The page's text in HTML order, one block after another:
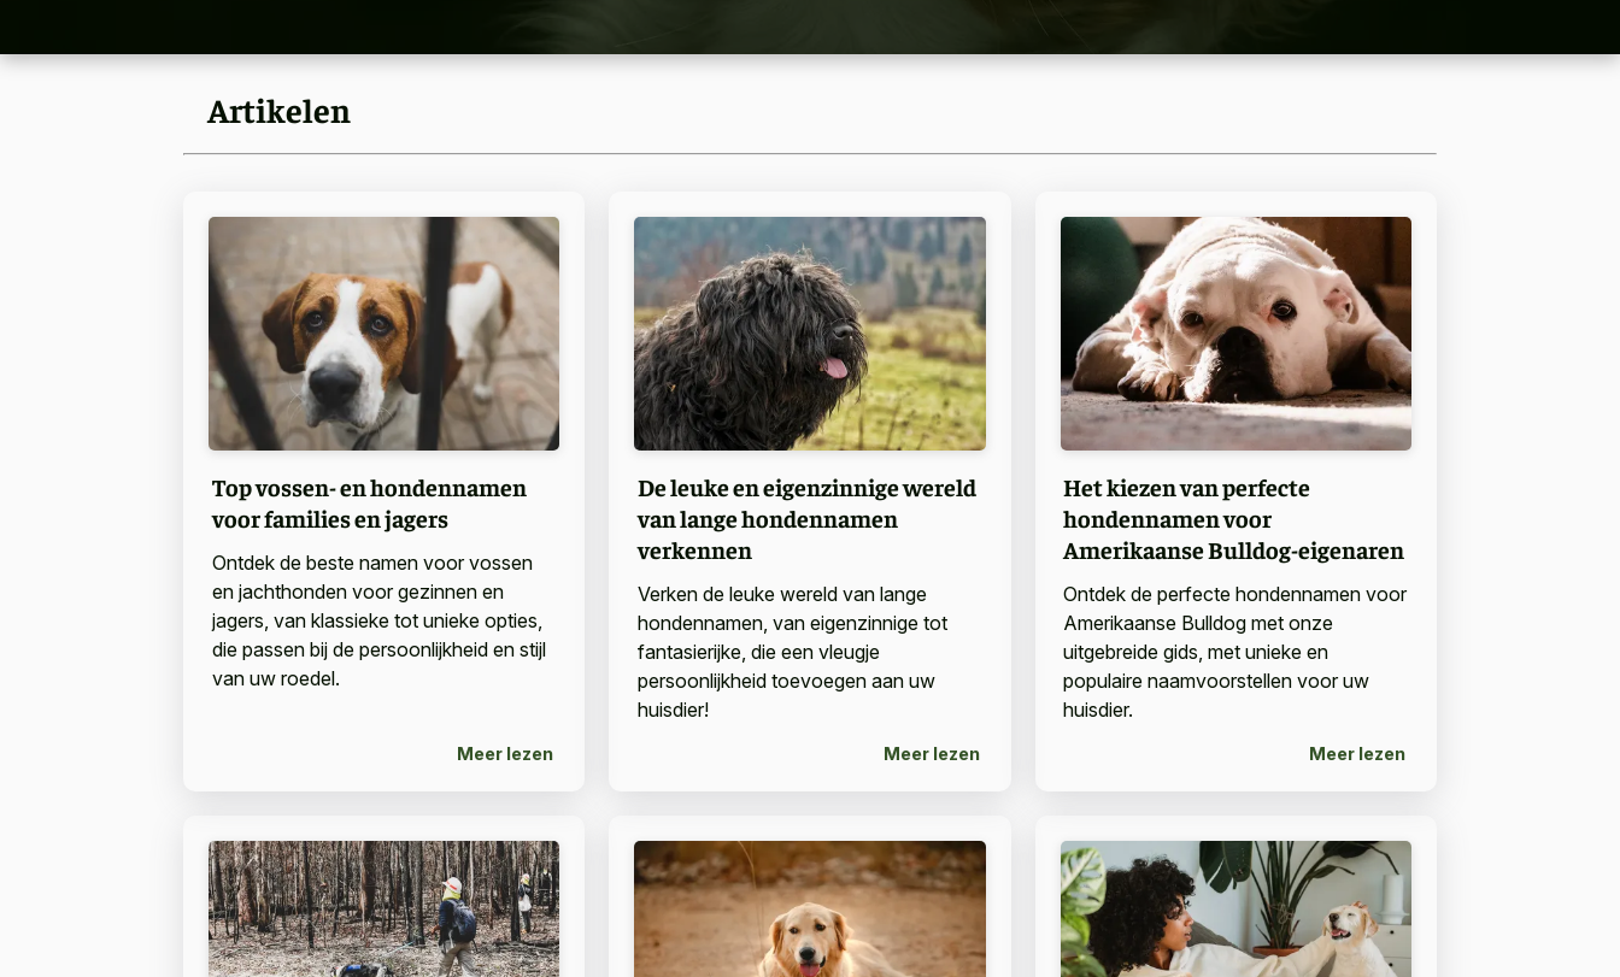
Artikelen
Top vossen- en hondennamen
voor families en jagers
Ontdek de beste namen voor vossen
en jachthonden voor gezinnen en
jagers, van klassieke tot unieke opties,
die passen bij de persoonlijkheid en stijl
van uw roedel.
Meer lezen
De leuke en eigenzinnige wereld
van lange hondennamen
verkennen
Verken de leuke wereld van lange
hondennamen, van eigenzinnige tot
fantasierijke, die een vleugje
persoonlijkheid toevoegen aan uw
huisdier!
Meer lezen
Het kiezen van perfecte
hondennamen voor
Amerikaanse Bulldog-eigenaren
Ontdek de perfecte hondennamen voor
Amerikaanse Bulldog met onze
uitgebreide gids, met unieke en
populaire naamvoorstellen voor uw
huisdier.
Meer lezen